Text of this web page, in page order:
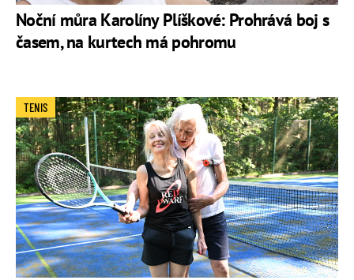
Noční můra Karolíny Plíškové: Prohrává boj s
časem, na kurtech má pohromu
TENIS